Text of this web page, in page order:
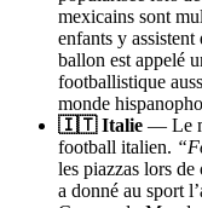
mexicains sont
enfants y
ballon est appelé
footballistique
monde
🇮🇹 Italie — Le
football italien.
les piazzas lors de
a donné au sport